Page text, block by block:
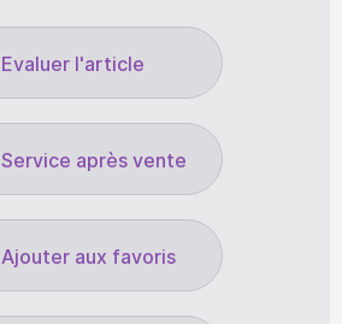
Evaluer l'article
Service après vente
Ajouter aux favoris